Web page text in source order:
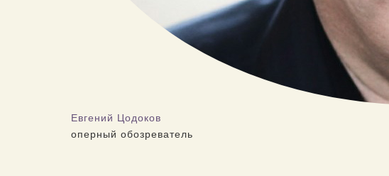
Евгений Цодоков
оперный обозреватель